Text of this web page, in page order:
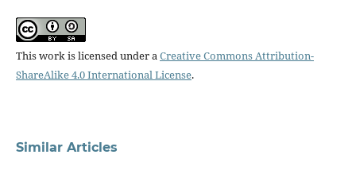
This work is licensed under aCreative Commons Attribution-
ShareAlike 4.0 International License.
Similar Articles